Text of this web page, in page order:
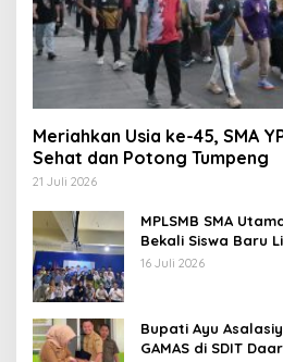
Meriahkan Usia ke-45, SMA
Sehat dan Potong Tumpeng
21 Juli 2026
MPLSMB SMA
Bekali Siswa Baru
Jurnalistik, dan
16 Juli 2026
Bupati Ayu
GAMAS di SDIT